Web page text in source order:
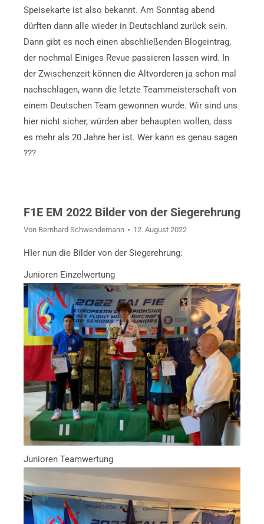
Speisekarte ist also bekannt. Am Sonntag abend
dürften dann alle wieder in Deutschland zurück sein.
Dann gibt es noch einen abschließenden Blogeintrag,
der nochmal Einiges Revue passieren lassen wird. In
der Zwischenzeit können die Altvorderen ja schon mal
nachschlagen, wann die letzte Teammeisterschaft von
einem Deutschen Team gewonnen wurde. Wir sind uns
hier nicht sicher, würden aber behaupten wollen, dass
es mehr als 20 Jahre her ist. Wer kann es genau sagen
???
F1E EM 2022 Bilder von der Siegerehrung
Von Bernhard Schwendemann 12. August 2022
HIer nun die Bilder von der Siegerehrung:
Junioren Einzelwertung
Junioren Teamwertung